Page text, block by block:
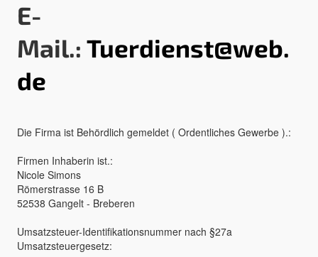
E-
Mail.: Tuerdienst@web.
de
Die Firma ist Behördlich gemeldet ( Ordentliches Gewerbe ).:
Firmen Inhaberin ist.:
Nicole Simons
Römerstrasse 16 B
52538 Gangelt - Breberen
Umsatzsteuer-Identifikationsnummer nach §27a
Umsatzsteuergesetz: